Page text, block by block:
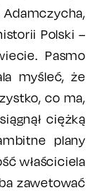
Polski –
Pasmo
myśleć, że
co ma,
ciężką
plany
właściciela
zawetować